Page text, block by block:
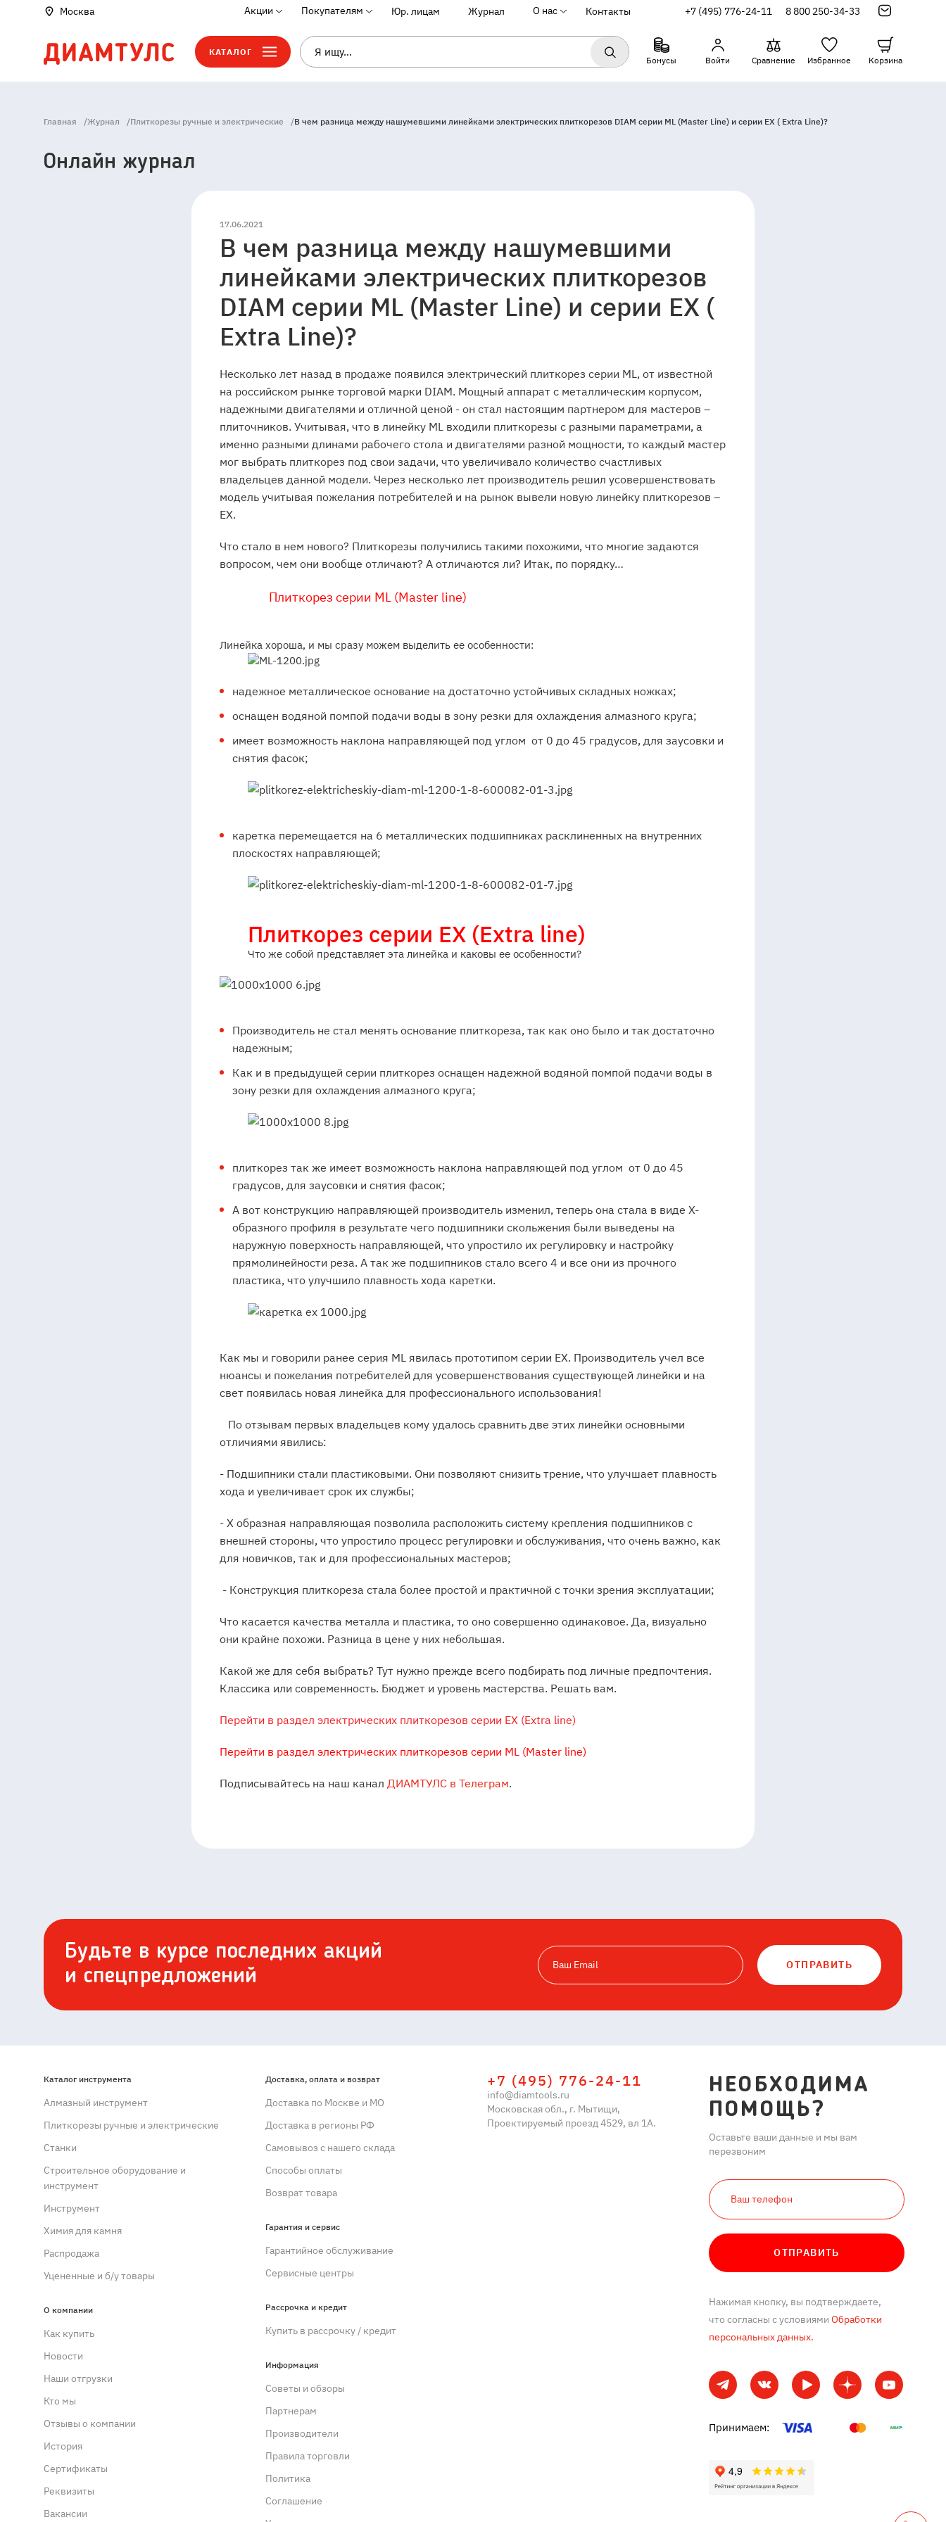
Москва Акции Покупателям Юр. лицам Журнал О нас Контакты +7 (495) 776-24-11 8 800 250-34-33
КАТАЛОГ
Бонусы Войти Сравнение Избранное Корзина
Главная /Журнал /Плиткорезы ручные и электрические /В чем разница между нашумевшими линейками электрических плиткорезов DIAM серии ML (Master Line) и серии EX ( Extra Line)?
Онлайн журнал
17.06.2021
В чем разница между нашумевшими
линейками электрических плиткорезов
DIAM серии ML (Master Line) и серии EX (
Extra Line)?
Несколько лет назад в продаже появился электрический плиткорез серии ML, от известной
на российском рынке торговой марки DIAM. Мощный аппарат с металлическим корпусом,
надежными двигателями и отличной ценой - он стал настоящим партнером для мастеров –
плиточников. Учитывая, что в линейку ML входили плиткорезы с разными параметрами, а
именно разными длинами рабочего стола и двигателями разной мощности, то каждый мастер
мог выбрать плиткорез под свои задачи, что увеличивало количество счастливых
владельцев данной модели. Через несколько лет производитель решил усовершенствовать
модель учитывая пожелания потребителей и на рынок вывели новую линейку плиткорезов –
ЕХ.
Что стало в нем нового? Плиткорезы получились такими похожими, что многие задаются
вопросом, чем они вообще отличают? А отличаются ли? Итак, по порядку…
Плиткорез серии ML (Master line)
Линейка хороша, и мы сразу можем выделить ее особенности:
надежное металлическое основание на достаточно устойчивых складных ножках;
оснащен водяной помпой подачи воды в зону резки для охлаждения алмазного круга;
имеет возможность наклона направляющей под углом от 0 до 45 градусов, для заусовки и
снятия фасок;
каретка перемещается на 6 металлических подшипниках расклиненных на внутренних
плоскостях направляющей;
Плиткорез серии EX (Extra line)
Что же собой представляет эта линейка и каковы ее особенности?
Производитель не стал менять основание плиткореза, так как оно было и так достаточно
надежным;
Как и в предыдущей серии плиткорез оснащен надежной водяной помпой подачи воды в
зону резки для охлаждения алмазного круга;
плиткорез так же имеет возможность наклона направляющей под углом от 0 до 45
градусов, для заусовки и снятия фасок;
А вот конструкцию направляющей производитель изменил, теперь она стала в виде Х-
образного профиля в результате чего подшипники скольжения были выведены на
наружную поверхность направляющей, что упростило их регулировку и настройку
прямолинейности реза. А так же подшипников стало всего 4 и все они из прочного
пластика, что улучшило плавность хода каретки.
Как мы и говорили ранее серия ML явилась прототипом серии EX. Производитель учел все
нюансы и пожелания потребителей для усовершенствования существующей линейки и на
свет появилась новая линейка для профессионального использования!
По отзывам первых владельцев кому удалось сравнить две этих линейки основными
отличиями явились:
- Подшипники стали пластиковыми. Они позволяют снизить трение, что улучшает плавность
хода и увеличивает срок их службы;
- Х образная направляющая позволила расположить систему крепления подшипников с
внешней стороны, что упростило процесс регулировки и обслуживания, что очень важно, как
для новичков, так и для профессиональных мастеров;
- Конструкция плиткореза стала более простой и практичной с точки зрения эксплуатации;
Что касается качества металла и пластика, то оно совершенно одинаковое. Да, визуально
они крайне похожи. Разница в цене у них небольшая.
Какой же для себя выбрать? Тут нужно прежде всего подбирать под личные предпочтения.
Классика или современность. Бюджет и уровень мастерства. Решать вам.
Перейти в раздел электрических плиткорезов серии EX (Extra line)
Перейти в раздел электрических плиткорезов серии ML (Master line)
Подписывайтесь на наш канал ДИАМТУЛС в Телеграм.
141006Россия
Московская
область Мытищи Проектируемыйпроезд
4529,
Владение
1А
Будьте в курсе последних акций
и спецпредложений
ОТПРАВИТЬ
Каталог инструмента
Алмазный инструмент
Плиткорезы ручные и электрические
Станки
Строительное оборудование и
инструмент
Инструмент
Химия для камня
Распродажа
Уцененные и б/у товары
О компании
Как купить
Новости
Наши отгрузки
Кто мы
Отзывы о компании
История
Сертификаты
Реквизиты
Вакансии
Доставка, оплата и возврат
Доставка по Москве и МО
Доставка в регионы РФ
Самовывоз с нашего склада
Способы оплаты
Возврат товара
Гарантия и сервис
Гарантийное обслуживание
Сервисные центры
Рассрочка и кредит
Купить в рассрочку / кредит
Информация
Советы и обзоры
Партнерам
Производители
Правила торговли
Политика
Cоглашение
+7 (495) 776-24-11
info@diamtools.ru
Московская обл., г. Мытищи,
Проектируемый проезд 4529, вл 1А.
НЕОБХОДИМА
ПОМОЩЬ?
Оставьте ваши данные и мы вам
перезвоним
ОТПРАВИТЬ
Нажимая кнопку, вы подтверждаете,
что согласны с условиями Обработки
персональных данных.
Принимаем: